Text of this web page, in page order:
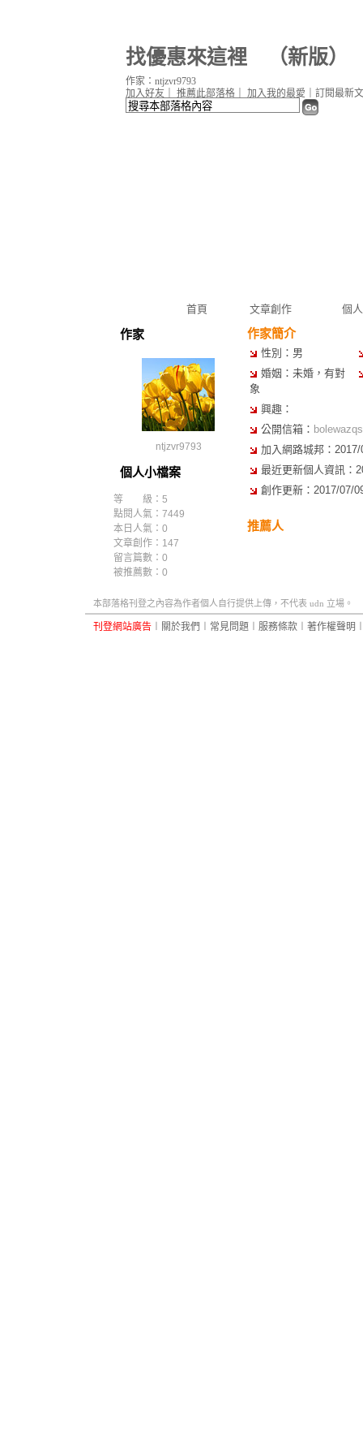
找優惠來這裡 （新版）
首頁 文章創作 個
加入好友 推薦此部落格 加入我的最愛 訂閱最新
作家：ntjzvr9793
作家
ntjzvr9793
個人小檔案
等 級：5
點閱人氣：7449
本日人氣：0
文章創作：147
留言篇數：0
被推薦數： 0
作家簡介
性別：男
婚姻：未婚，有對
象
興趣：
公開信箱：
加入網路城邦：
最近更新個人資訊：
創作更新：2017/07/
推薦人
本部落格刊登之內容為作者個人自行提供上傳，不代表 udn 立場。
刊登網站廣告 關於我們 常見問題 服務條款 著作權聲明